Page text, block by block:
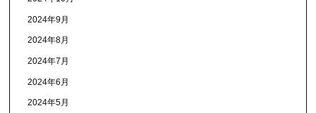
2024年9月
2024年8月
2024年7月
2024年6月
2024年5月